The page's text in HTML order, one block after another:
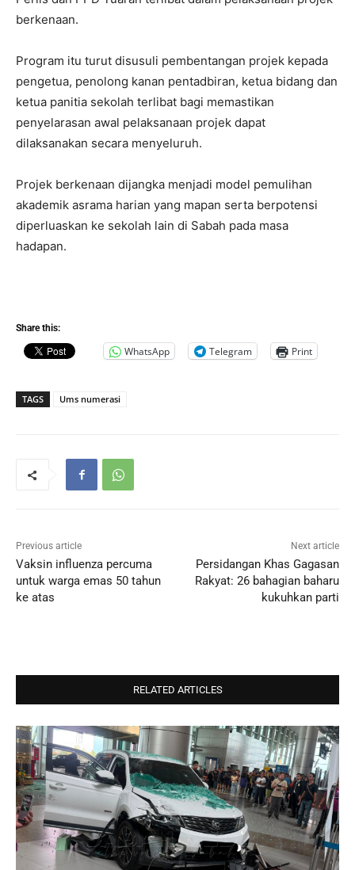
berkenaan.
Program itu turut disusuli pembentangan projek kepada
pengetua, penolong kanan pentadbiran, ketua bidang dan
ketua panitia sekolah terlibat bagi memastikan
penyelarasan awal pelaksanaan projek dapat
dilaksanakan secara menyeluruh.
Projek berkenaan dijangka menjadi model pemulihan
akademik asrama harian yang mapan serta berpotensi
diperluaskan ke sekolah lain di Sabah pada masa
hadapan.
Share this:
WhatsApp Telegram Print
TAGS Ums numerasi
Previous article
Vaksin influenza percuma
untuk warga emas 50 tahun
ke atas
Next article
Persidangan Khas Gagasan
Rakyat: 26 bahagian baharu
kukuhkan parti
RELATED ARTICLES